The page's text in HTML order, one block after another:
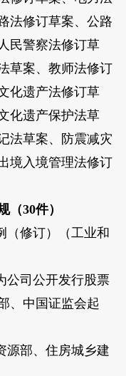
法修订草案、公路
民警察法修订草
草案、教师法修订
化遗产法修订草
化遗产保护法草
法草案、防震减灾
境入境管理法修订
（30件）
修订）（工业和
司公开发行股票
、中国证监会起
部、住房城乡建